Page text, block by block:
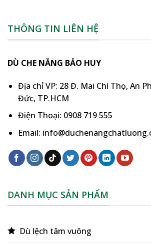
THÔNG TIN LIÊN HỆ
DÙ CHE NẮNG BẢO HUY
Địa chỉ VP: 28 Đ. Mai Chí Thọ, An
Đức, TP.HCM
Điện Thoại: 0908 719 555
Email:
DANH MỤC SẢN PHẨM
Dù lệch tâm vuông